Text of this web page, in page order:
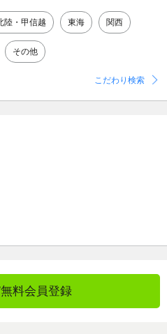
陸・甲信越 東海 関西
その他
こだわり検索
料会員登録